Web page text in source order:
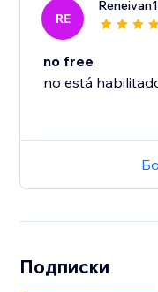
RE
no free
no está
Подписки